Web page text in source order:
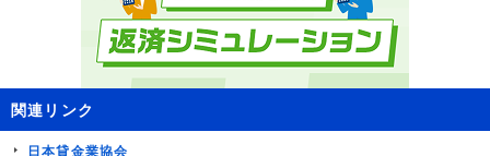
関連リンク
日本貸金業協会